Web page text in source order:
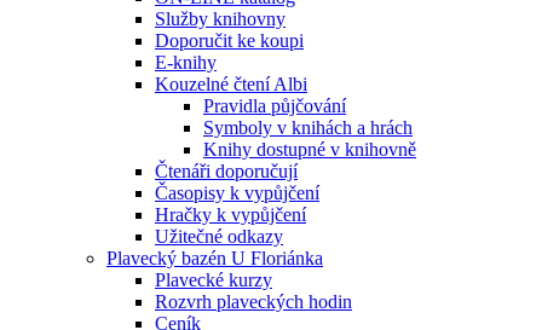
Služby knihovny
Doporučit ke koupi
E-knihy
Kouzelné čtení Albi
Pravidla půjčování
Symboly v knihách a hrách
Knihy dostupné v knihovně
Čtenáři doporučují
Časopisy k vypůjčení
Hračky k vypůjčení
Užitečné odkazy
Plavecký bazén U Floriánka
Plavecké kurzy
Rozvrh plaveckých hodin
Ceník